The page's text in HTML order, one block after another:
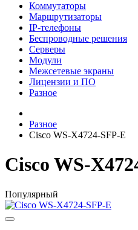
Коммутаторы
Маршрутизаторы
IP-телефоны
Беспроводные решения
Серверы
Модули
Межсетевые экраны
Лицензии и ПО
Разное
Разное
Cisco WS-X4724-SFP-E
Cisco WS-
Популярный